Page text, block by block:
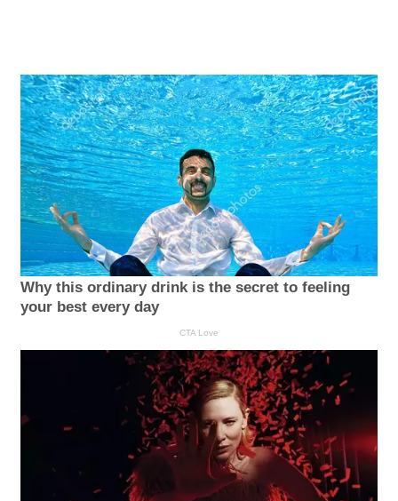
Why this ordinary drink is the secret to feeling
your best every day
CTA Love